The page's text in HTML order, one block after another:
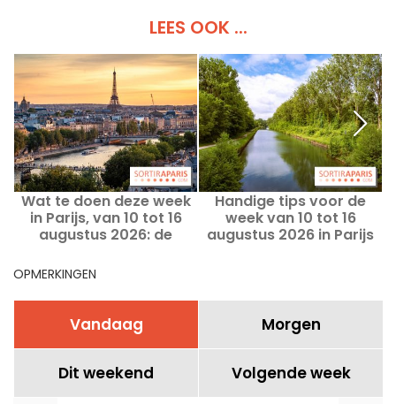
LEES OOK ...
Wat te doen deze week
in Parijs, van 10 tot 16
augustus 2026: de
Handige tips voor de
week van 10 tot 16
augustus 2026 in Parijs
OPMERKINGEN
Vandaag Morgen
Dit weekend Volgende week